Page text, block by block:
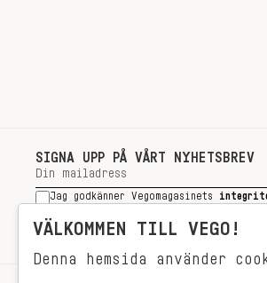
SIGNA UPP PÅ VÅRT NYHETSBREV
Jag godkänner Vegomagasinets
SIGNA UPP
VÄLKOMMEN TILL VEGO!
Denna hemsida använder